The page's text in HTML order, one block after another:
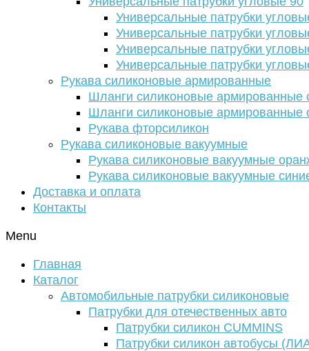
Универсальные патрубки
Универсальные патрубки
Универсальные патрубки
Универсальные патрубки
Рукава силиконовые армированные
Шланги силиконовые армированные
Шланги силиконовые армированные
Рукава фторсиликон
Рукава силиконовые вакуумные
Рукава силиконовые вакуумные
Рукава силиконовые вакуумные
Доставка и оплата
Контакты
Menu
Главная
Каталог
Автомобильные патрубки силиконовые
Патрубки для отечественных авто
Патрубки силикон CUMMINS
Патрубки силикон автобусы